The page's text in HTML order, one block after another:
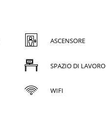
ASCENSORE
SPAZIO DI LAVORO
WIFI